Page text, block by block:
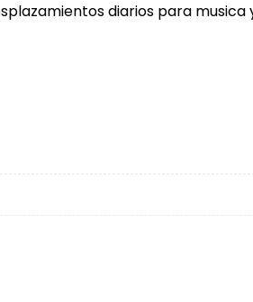
diarios para musica